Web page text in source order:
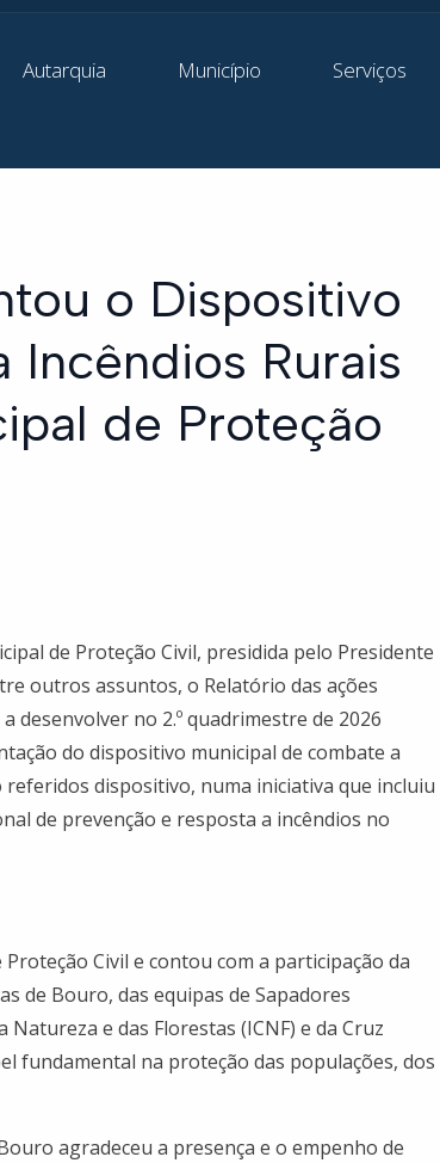
Autarquia Município Serviços
o Dispositivo
Rurais
de Proteção
de Proteção Civil, presidida pelo Presidente
outros assuntos, o Relatório das ações
desenvolver no 2.º quadrimestre de 2026
do dispositivo municipal de combate a
dispositivo, numa iniciativa que incluiu
de prevenção e resposta a incêndios no
Civil e contou com a participação da
de Bouro, das equipas de Sapadores
e das Florestas (ICNF) e da Cruz
fundamental na proteção das populações, dos
agradeceu a presença e o empenho de